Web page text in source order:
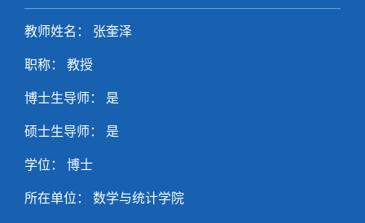
教师姓名： 张奎泽
职称： 教授
博士生导师： 是
硕士生导师： 是
学位： 博士
所在单位： 数学与统计学院